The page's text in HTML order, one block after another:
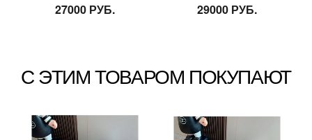
27000 РУБ. 29000 РУБ.
С ЭТИМ ТОВАРОМ ПОКУПАЮТ